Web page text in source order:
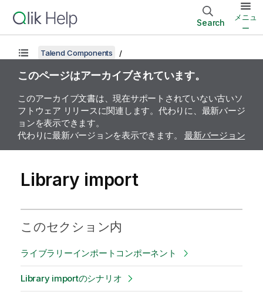
Search
メニュ
ー
Talend Components
このページはアーカイブされています。
このアーカイブ文書は、現在サポートされていない古いソ
フトウェア リリースに関連します。代わりに、最新バージ
ョンを表示できます。
代わりに最新バージョンを表示できます。 最新バージョン
Library import
このセクション内
ライブラリーインポートコンポーネント
Library importのシナリオ